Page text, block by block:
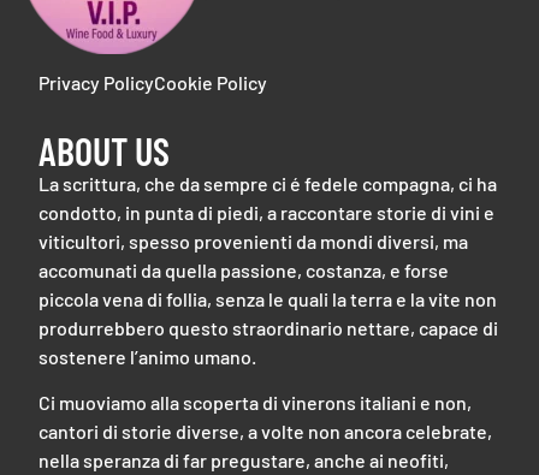
Privacy PolicyCookie Policy
ABOUT US
La scrittura, che da sempre ci é fedele compagna, ci ha
condotto, in punta di piedi, a raccontare storie di vini e
viticultori, spesso provenienti da mondi diversi, ma
accomunati da quella passione, costanza, e forse
piccola vena di follia, senza le quali la terra e la vite non
produrrebbero questo straordinario nettare, capace di
sostenere l’animo umano.
Ci muoviamo alla scoperta di vinerons italiani e non,
cantori di storie diverse, a volte non ancora celebrate,
nella speranza di far pregustare, anche ai neofiti,